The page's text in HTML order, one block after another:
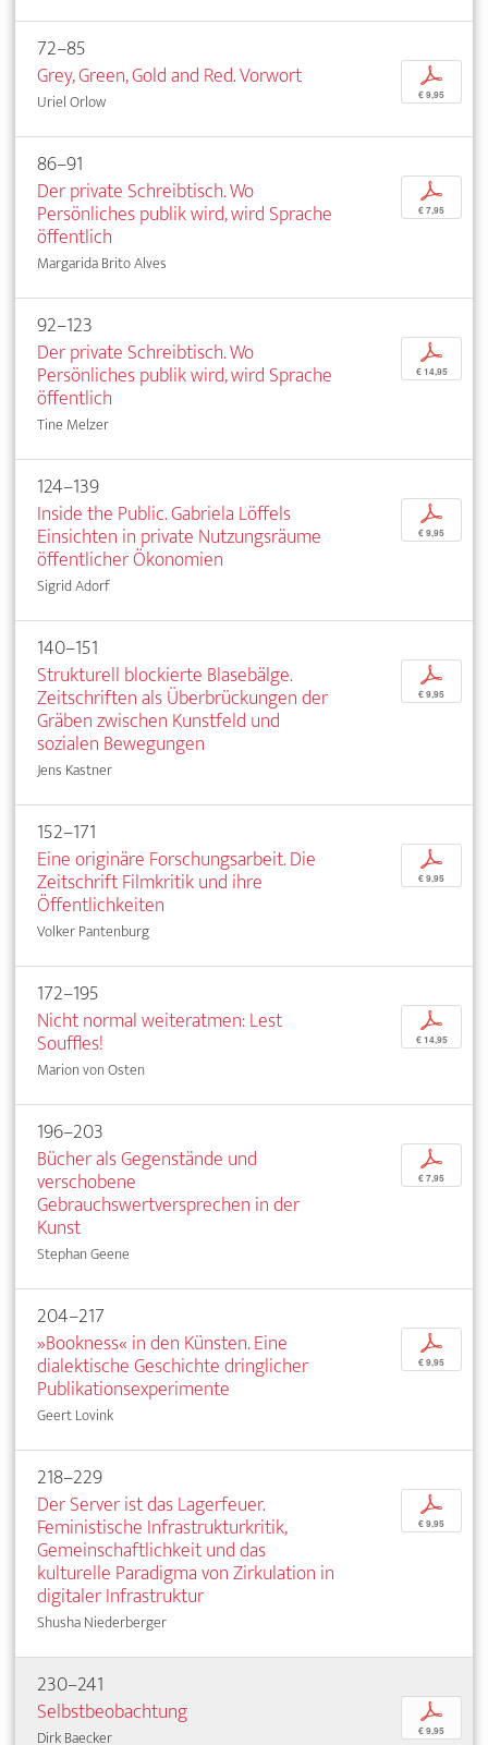
72–85
Grey, Green, Gold and Red. Vorwort
Uriel Orlow
p
€ 9,95
86–91
Der private Schreibtisch. Wo
Persönliches publik wird, wird Sprache
öffentlich
Margarida Brito Alves
p
€ 7,95
92–123
Der private Schreibtisch. Wo
Persönliches publik wird, wird Sprache
öffentlich
Tine Melzer
p
€ 14,95
124–139
Inside the Public. Gabriela Löffels
Einsichten in private Nutzungsräume
öffentlicher Ökonomien
Sigrid Adorf
p
€ 9,95
140–151
Strukturell blockierte Blasebälge.
Zeitschriften als Überbrückungen der
Gräben zwischen Kunstfeld und
sozialen Bewegungen
Jens Kastner
p
€ 9,95
152–171
Eine originäre Forschungsarbeit. Die
Zeitschrift Filmkritik und ihre
Öffentlichkeiten
Volker Pantenburg
p
€ 9,95
172–195
Nicht normal weiteratmen: Lest
Souffles!
Marion von Osten
p
€ 14,95
196–203
Bücher als Gegenstände und
verschobene
Gebrauchswertversprechen in der
Kunst
Stephan Geene
p
€ 7,95
204–217
»Bookness« in den Künsten. Eine
dialektische Geschichte dringlicher
Publikationsexperimente
Geert Lovink
p
€ 9,95
218–229
Der Server ist das Lagerfeuer.
Feministische Infrastrukturkritik,
Gemeinschaftlichkeit und das
kulturelle Paradigma von Zirkulation in
digitaler Infrastruktur
Shusha Niederberger
p
€ 9,95
230–241
Selbstbeobachtung
Dirk Baecker
p
€ 9,95